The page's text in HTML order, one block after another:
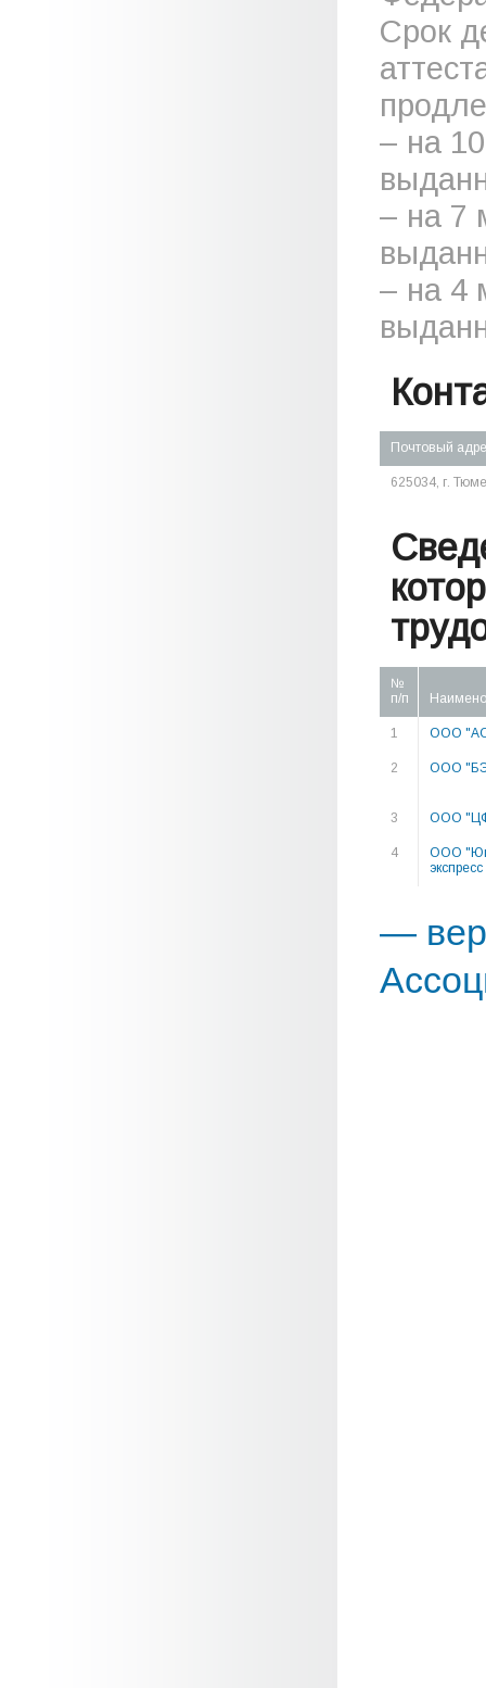
Срок
– на
– на 7
– на 4
Почтовый
625034, г.
№
п/п
1 ООО
2 ООО
3 ООО
4
ООО
—